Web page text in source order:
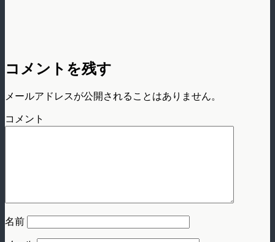
コメントを残す
メールアドレスが公開されることはありません。
コメント
名前